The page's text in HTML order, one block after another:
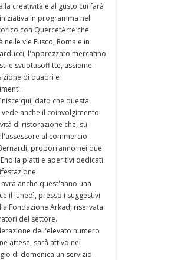
creatività e al gusto cui farà
in programma nel
con QuercetArte che
vie Fusco, Roma e in
l'apprezzato mercatino
e svuotasoffitte, assieme
di quadri e
qui, dato che questa
anche il coinvolgimento
di ristorazione che, su
al commercio
proporranno nei due
piatti e aperitivi dedicati
anche quest'anno una
il lunedì, presso i suggestivi
Fondazione Arkad, riservata
del settore.
dell'elevato numero
attese, sarà attivo nel
di domenica un servizio